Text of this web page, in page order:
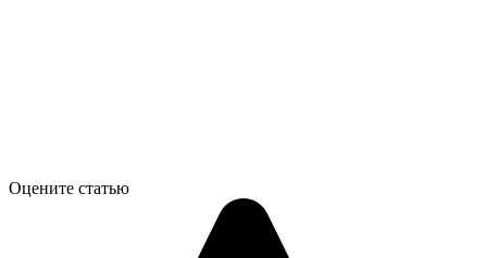
Оцените статью